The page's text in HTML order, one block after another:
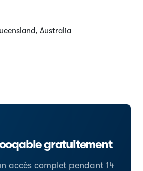
Australia
gratuitement
accès complet pendant 14